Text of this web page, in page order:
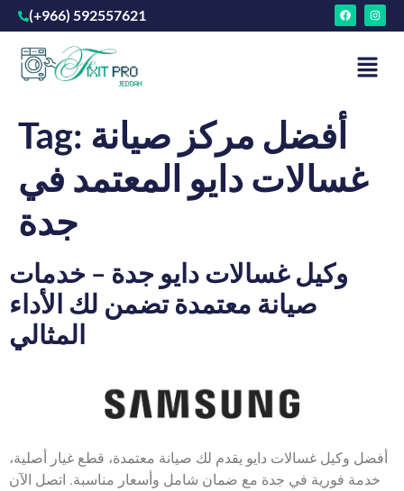
(+966) 592557621
Tag: أفضل مركز صيانة
غسالات دايو المعتمد في
جدة
وكيل غسالات دايو جدة – خدمات
صيانة معتمدة تضمن لك الأداء
المثالي
أفضل وكيل غسالات دايو يقدم لك صيانة معتمدة، قطع غيار أصلية،
خدمة فورية في جدة مع ضمان شامل وأسعار مناسبة. اتصل الآن